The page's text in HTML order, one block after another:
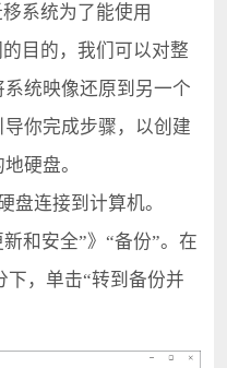
系统为了能使用
目的，我们可以对整
统映像还原到另一个
你完成步骤，以创建
硬盘。
连接到计算机。
和安全”》“备份”。在
下，单击“转到备份并